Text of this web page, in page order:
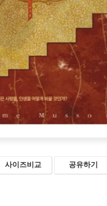
사이즈비교 공유하기